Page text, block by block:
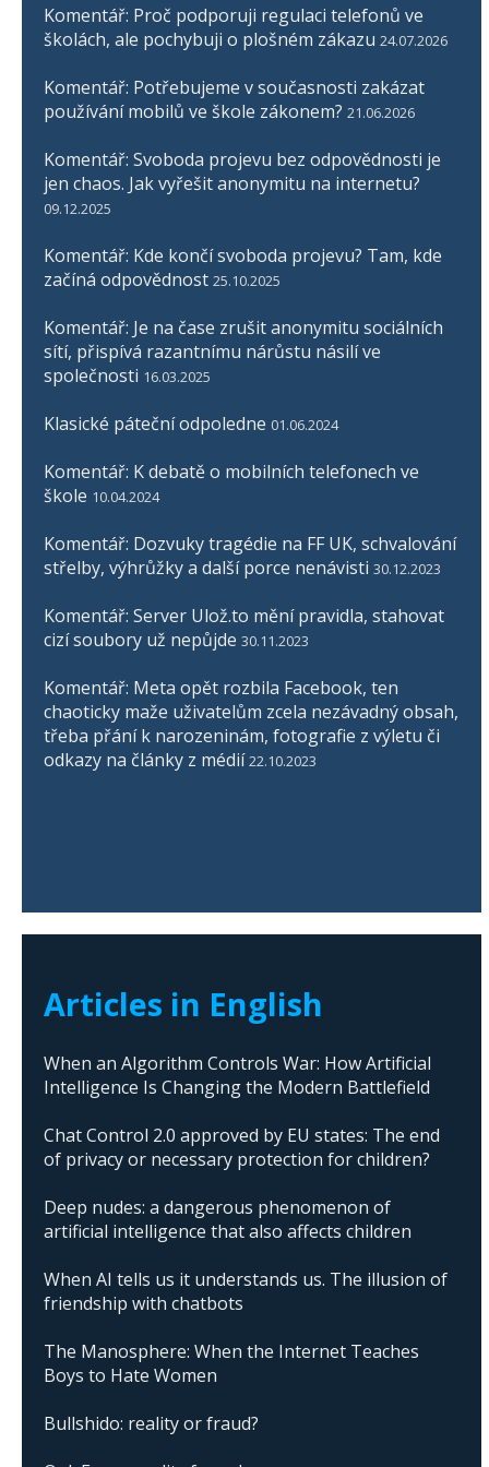
Komentář: Proč podporuji regulaci telefonů ve
školách, ale pochybuji o plošném zákazu 24.07.2026
Komentář: Potřebujeme v současnosti zakázat
používání mobilů ve škole zákonem? 21.06.2026
Komentář: Svoboda projevu bez odpovědnosti je
jen chaos. Jak vyřešit anonymitu na internetu?
09.12.2025
Komentář: Kde končí svoboda projevu? Tam, kde
začíná odpovědnost 25.10.2025
Komentář: Je na čase zrušit anonymitu sociálních
sítí, přispívá razantnímu nárůstu násilí ve
společnosti 16.03.2025
Klasické páteční odpoledne 01.06.2024
Komentář: K debatě o mobilních telefonech ve
škole 10.04.2024
Komentář: Dozvuky tragédie na FF UK, schvalování
střelby, výhrůžky a další porce nenávisti 30.12.2023
Komentář: Server Ulož.to mění pravidla, stahovat
cizí soubory už nepůjde 30.11.2023
Komentář: Meta opět rozbila Facebook, ten
chaoticky maže uživatelům zcela nezávadný obsah,
třeba přání k narozeninám, fotografie z výletu či
odkazy na články z médií 22.10.2023
Articles in English
When an Algorithm Controls War: How Artificial
Intelligence Is Changing the Modern Battlefield
Chat Control 2.0 approved by EU states: The end
of privacy or necessary protection for children?
Deep nudes: a dangerous phenomenon of
artificial intelligence that also affects children
When AI tells us it understands us. The illusion of
friendship with chatbots
The Manosphere: When the Internet Teaches
Boys to Hate Women
Bullshido: reality or fraud?